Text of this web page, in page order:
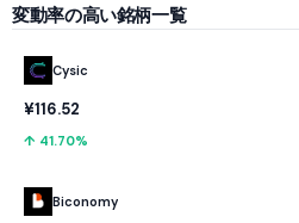
変動率の高い銘柄一覧
Cysic
¥116.52
↑ 41.70%
Biconomy